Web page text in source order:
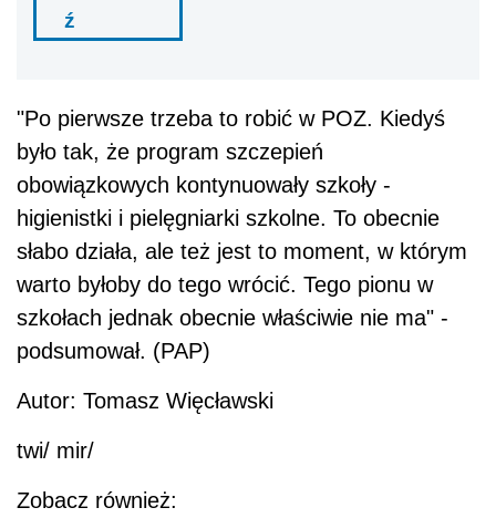
ź
"Po pierwsze trzeba to robić w POZ. Kiedyś
było tak, że program szczepień
obowiązkowych kontynuowały szkoły -
higienistki i pielęgniarki szkolne. To obecnie
słabo działa, ale też jest to moment, w którym
warto byłoby do tego wrócić. Tego pionu w
szkołach jednak obecnie właściwie nie ma" -
podsumował. (PAP)
Autor: Tomasz Więcławski
twi/ mir/
Zobacz również: